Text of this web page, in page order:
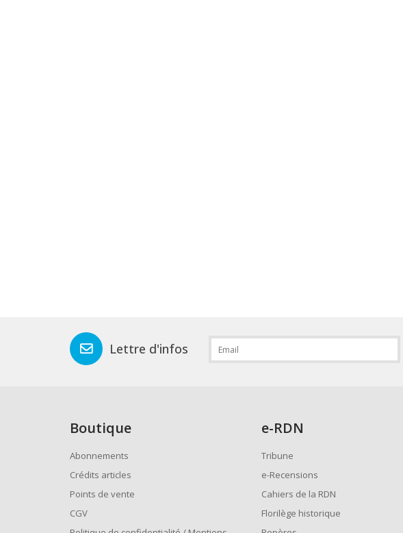
Lettre d'infos
Boutique
Abonnements
Crédits articles
Points de vente
CGV
e-RDN
Tribune
e-Recensions
Cahiers de la RDN
Florilège historique